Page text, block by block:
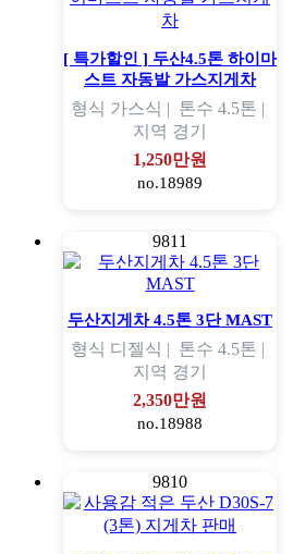
[ 특가할인 ] 두산4.5톤 하이마
스트 자동발 가스지게차
형식 가스식 | 톤수 4.5톤 |
지역 경기
1,250만원
no.18989
9811
두산지게차 4.5톤 3단 MAST
형식 디젤식 | 톤수 4.5톤 |
지역 경기
2,350만원
no.18988
9810